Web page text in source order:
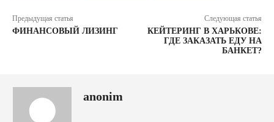
Предыдущая статья
ФИНАНСОВЫЙ ЛИЗИНГ
Следующая статья
КЕЙТЕРИНГ В ХАРЬКОВЕ:
ГДЕ ЗАКАЗАТЬ ЕДУ НА
БАНКЕТ?
anonim